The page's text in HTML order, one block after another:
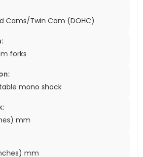
Cams/Twin Cam (DOHC)
forks
mono shock
mm
mm